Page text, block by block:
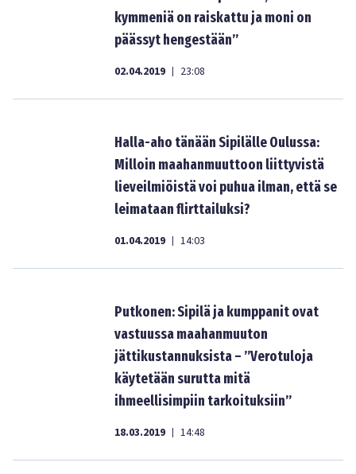
kymmeniä on raiskattu ja moni on
päässyt hengestään”
02.04.2019 | 23:08
Halla-aho tänään Sipilälle Oulussa:
Milloin maahanmuuttoon liittyvistä
lieveilmiöistä voi puhua ilman, että se
leimataan flirttailuksi?
01.04.2019 | 14:03
Putkonen: Sipilä ja kumppanit ovat
vastuussa maahanmuuton
jättikustannuksista – ”Verotuloja
käytetään surutta mitä
ihmeellisimpiin tarkoituksiin”
18.03.2019 | 14:48